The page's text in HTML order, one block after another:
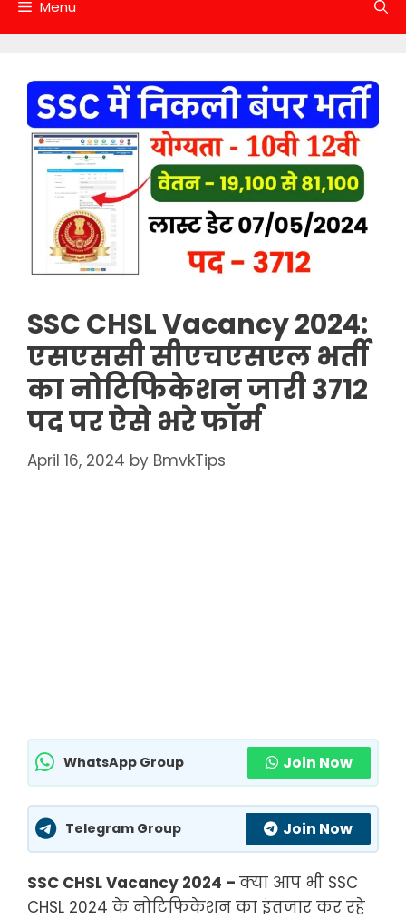
Menu
SSC CHSL Vacancy 2024:
एसएससी सीएचएसएल भर्ती
का नोटिफिकेशन जारी 3712
पद पर ऐसे भरे फॉर्म
April 16, 2024 by BmvkTips
WhatsApp Group Join Now
Telegram Group Join Now
SSC CHSL Vacancy 2024 – क्या आप भी SSC
CHSL 2024 के नोटिफिकेशन का इंतजार कर रहे